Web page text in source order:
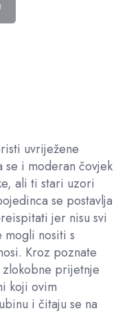
uvriježene
i moderan čovjek
ali ti stari uzori
se postavlja
jer nisu svi
nositi s
Kroz poznate
prijetnje
koji ovim
i čitaju se na